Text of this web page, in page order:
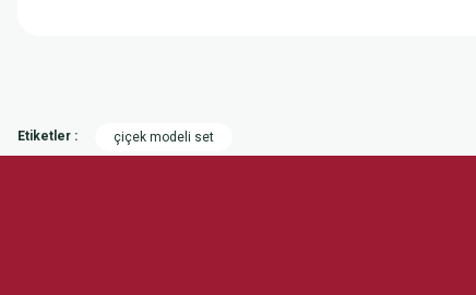
Etiketler : çiçek modeli set